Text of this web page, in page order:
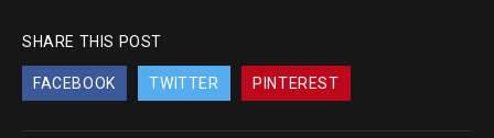
SHARE THIS POST
FACEBOOK TWITTER PINTEREST